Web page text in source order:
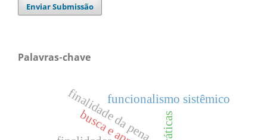
Enviar Submissão
Palavras-chave
finalidade da pena
funcionalismo sistêmico